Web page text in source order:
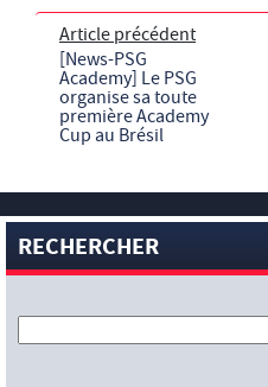
Article précédent
[News-PSG
Academy] Le PSG
organise sa toute
première Academy
Cup au Brésil
RECHERCHER